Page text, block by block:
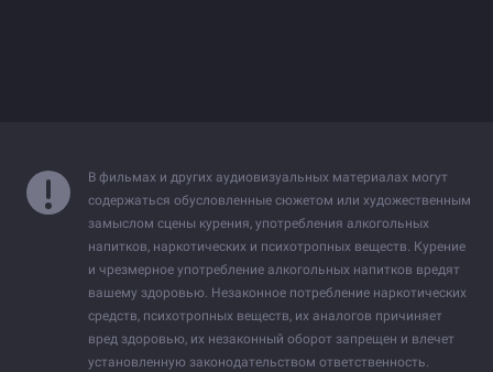
В фильмах и других аудиовизуальных материалах могут
содержаться обусловленные сюжетом или художественным
замыслом сцены курения, употребления алкогольных
напитков, наркотических и психотропных веществ. Курение
и чрезмерное употребление алкогольных напитков вредят
вашему здоровью. Незаконное потребление наркотических
средств, психотропных веществ, их аналогов причиняет
вред здоровью, их незаконный оборот запрещен и влечет
установленную законодательством ответственность.